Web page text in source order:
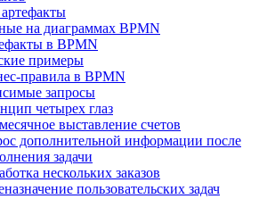
на диаграммах BPMN
в BPMN
примеры
правила в BPMN
запросы
четырех глаз
выставление счетов
дополнительной информации после
задачи
нескольких заказов
пользовательских задач